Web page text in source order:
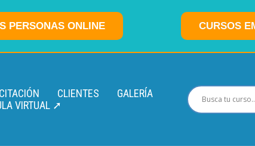
PERSONAS ONLINE CURSOS
CLIENTES
GALERÍA
VIRTUAL ➚